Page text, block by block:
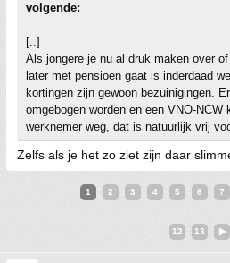
volgende:
[..]
Als jongere je nu al druk maken over
later met pensioen gaat is inderdaad
kortingen zijn gewoon bezuinigingen.
omgebogen worden en een VNO-NCW
werknemer weg, dat is natuurlijk vrij
Zelfs als je het zo ziet zijn daar
1 2 3 4 5 6 7
12 13